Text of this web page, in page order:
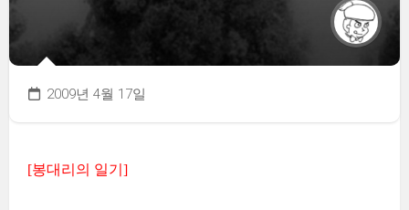
2009년 4월 17일
[봉대리의 일기]